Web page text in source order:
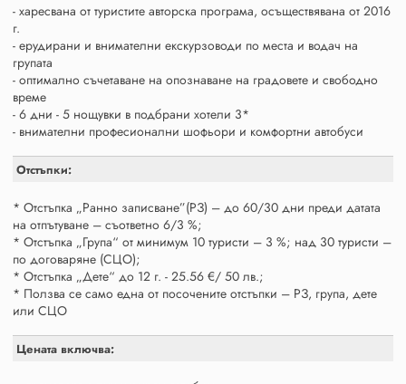
- харесвана от туристите авторска програма, осъществявана от 2016
г.
- ерудирани и внимателни екскурзоводи по места и водач на
групата
- оптимално съчетаване на опознаване на градовете и свободно
време
- 6 дни - 5 нощувки в подбрани хотели 3*
- внимателни професионални шофьори и комфортни автобуси
Отстъпки:
* Отстъпка „Ранно записване”(РЗ) – до 60/30 дни преди датата
на отпътуване – съответно 6/3 %;
* Отстъпка „Група“ от минимум 10 туристи – 3 %; над 30 туристи –
по договаряне (СЦО);
* Отстъпка „Дете“ до 12 г. - 25.56 €/ 50 лв.;
* Ползва се само една от посочените отстъпки – РЗ, група, дете
или СЦО
Цената включва: